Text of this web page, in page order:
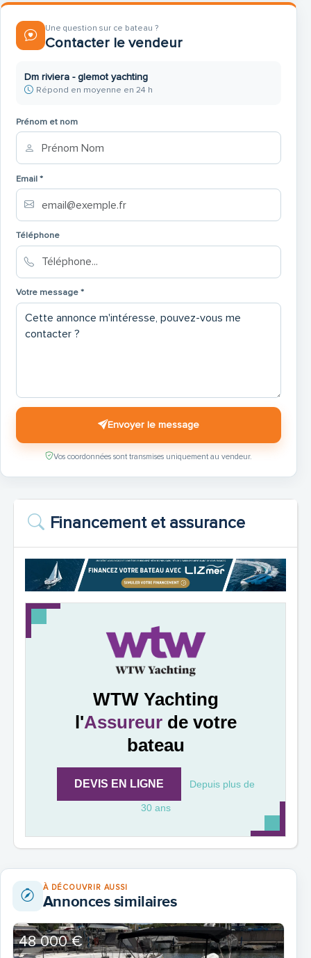
Une question sur ce bateau ?
Contacter le vendeur
Dm riviera - glemot yachting
Répond en moyenne en 24 h
Prénom et nom
Email *
Téléphone
Votre message *
Envoyer le message
Vos coordonnées sont transmises uniquement au vendeur.
Financement et assurance
WTW Yachting
l'Assureurde votre
bateau
DEVIS EN LIGNE Depuis plus de
30 ans
À DÉCOUVRIR AUSSI
Annonces similaires
48 000 €